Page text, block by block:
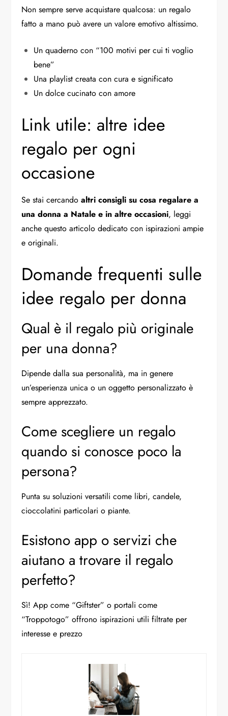
Non sempre serve acquistare qualcosa: un regalo
fatto a mano può avere un valore emotivo altissimo.
Un quaderno con “100 motivi per cui ti voglio
bene”
Una playlist creata con cura e significato
Un dolce cucinato con amore
Link utile: altre idee
regalo per ogni
occasione
Se stai cercandoaltri consigli su cosa regalare a
una donna a Natale e in altre occasioni, leggi
anchequesto articolo dedicato con ispirazioni ampie
e originali.
Domande frequenti sulle
idee regalo per donna
Qual è il regalo più originale
per una donna?
Dipende dalla sua personalità, ma in genere
un’esperienza unica o un oggetto personalizzato è
sempre apprezzato.
Come scegliere un regalo
quando si conosce poco la
persona?
Punta su soluzioni versatili come libri, candele,
cioccolatini particolari o piante.
Esistono app o servizi che
aiutano a trovare il regalo
perfetto?
Sì! App come “Giftster” o portali come
“Troppotogo” offrono ispirazioni utili filtrate per
interesse e prezzo